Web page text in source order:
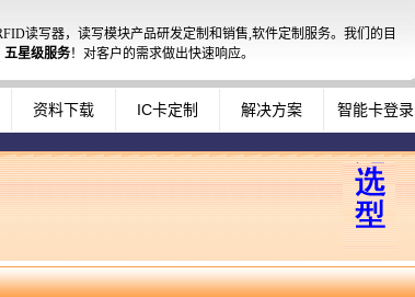
读写器，读写模块产品研发定制和销售,软件定制服务。我们的目
五星级服务！对客户的需求做出快速响应。
资料下载 IC卡定制 解决方案 智能卡登录